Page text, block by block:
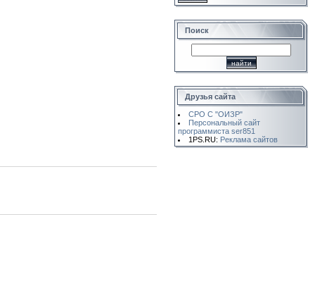
Поиск
Друзья сайта
СРО С "ОИЗР"
Персональный сайт
программиста ser851
1PS.RU: Реклама сайтов